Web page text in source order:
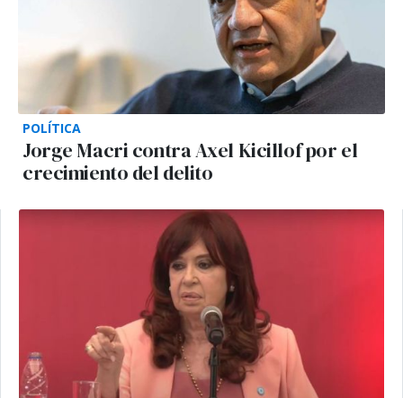
POLÍTICA
Jorge Macri contra Axel Kicillof por el
crecimiento del delito